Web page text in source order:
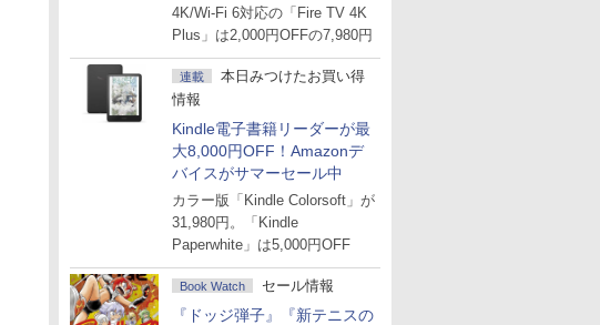
4K/Wi-Fi 6対応の「Fire TV 4K
Plus」は2,000円OFFの7,980円
連載
本日みつけたお買い得
情報
Kindle電子書籍リーダーが最
大8,000円OFF！Amazonデ
バイスがサマーセール中
カラー版「Kindle Colorsoft」が
31,980円。「Kindle
Paperwhite」は5,000円OFF
Book Watch セール情報
『ドッジ弾子』『新テニスの